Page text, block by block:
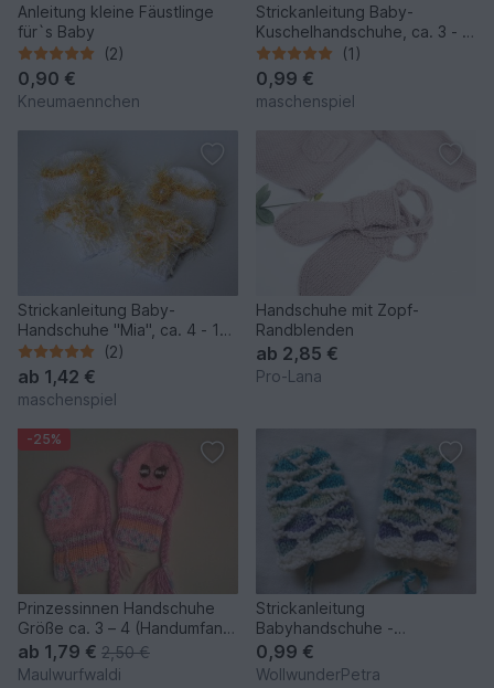
Anleitung kleine Fäustlinge
für`s Baby
(2)
0,90 €
Kneumaennchen
Strickanleitung Baby-
Kuschelhandschuhe, ca. 3 - 9
Monate
(1)
0,99 €
maschenspiel
Strickanleitung Baby-
Handschuhe "Mia", ca. 4 - 10
Monate
(2)
ab 1,42 €
maschenspiel
Handschuhe mit Zopf-
Randblenden
ab 2,85 €
Pro-Lana
-25%
Prinzessinnen Handschuhe
Größe ca. 3 – 4 (Handumfang
14,5 cm)
ab 1,79 € 2,50 €
Maulwurfwaldi
Strickanleitung
Babyhandschuhe -
Neugeborene
0,99 €
WollwunderPetra